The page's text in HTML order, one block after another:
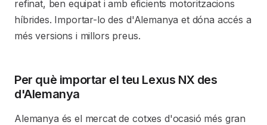
refinat, ben equipat i amb eficients motoritzacions
híbrides. Importar-lo des d'Alemanya et dóna accés a
més versions i millors preus.
Per què importar el teu Lexus NX des
d'Alemanya
Alemanya és el mercat de cotxes d'ocasió més gran